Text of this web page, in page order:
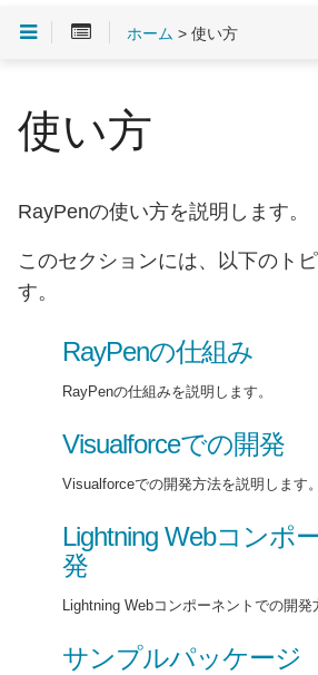
ホーム > 使い方
使い方
RayPenの使い方を説明します。
このセクションには、以下のト
す。
RayPenの仕組み
RayPenの仕組みを説明します。
Visualforceでの開発
Visualforceでの開発方法を説明します。
Lightning Webコンポ
発
Lightning Webコンポーネントでの開発
サンプルパッケージ